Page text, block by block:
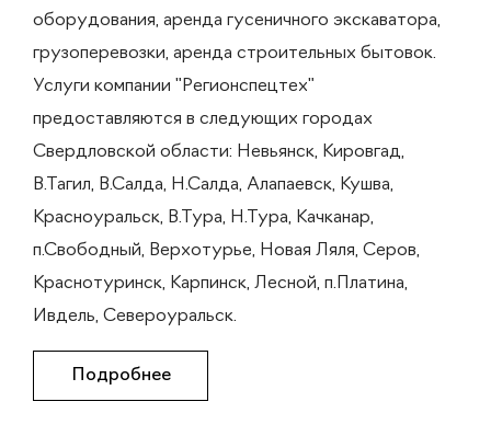
оборудования, аренда гусеничного экскаватора,
грузоперевозки, аренда строительных бытовок.
Услуги компании "Регионспецтех"
предоставляются в следующих городах
Свердловской области: Невьянск, Кировгад,
В.Тагил, В.Салда, Н.Салда, Алапаевск, Кушва,
Красноуральск, В.Тура, Н.Тура, Качканар,
п.Свободный, Верхотурье, Новая Ляля, Серов,
Краснотуринск, Карпинск, Лесной, п.Платина,
Ивдель, Североуральск.
Подробнее